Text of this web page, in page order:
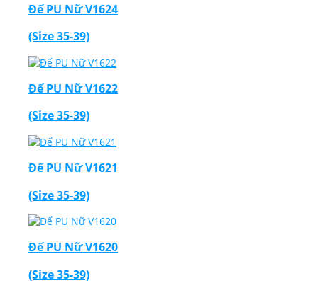
Đế PU Nữ V1624
(Size 35-39)
Đế PU Nữ V1622
(Size 35-39)
Đế PU Nữ V1621
(Size 35-39)
Đế PU Nữ V1620
(Size 35-39)